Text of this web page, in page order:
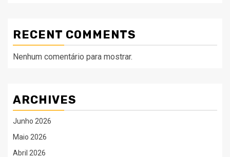
RECENT COMMENTS
Nenhum comentário para mostrar.
ARCHIVES
Junho 2026
Maio 2026
Abril 2026